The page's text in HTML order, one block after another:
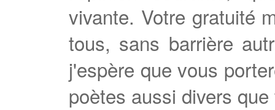
vivante. Votre gratuité
tous, sans barrière
j'espère que vous
poètes aussi divers